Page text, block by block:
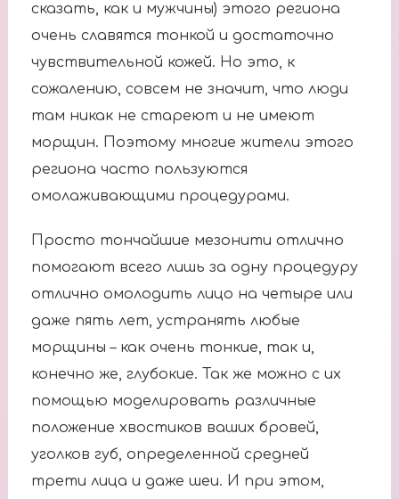
сказать, как и мужчины) этого региона
очень славятся тонкой и достаточно
чувствительной кожей. Но это, к
сожалению, совсем не значит, что люди
там никак не стареют и не имеют
морщин. Поэтому многие жители этого
региона часто пользуются
омолаживающими процедурами.
Просто тончайшие мезонити отлично
помогают всего лишь за одну процедуру
отлично омолодить лицо на четыре или
даже пять лет, устранять любые
морщины – как очень тонкие, так и,
конечно же, глубокие. Так же можно с их
помощью моделировать различные
положение хвостиков ваших бровей,
уголков губ, определенной средней
трети лица и даже шеи. И при этом,